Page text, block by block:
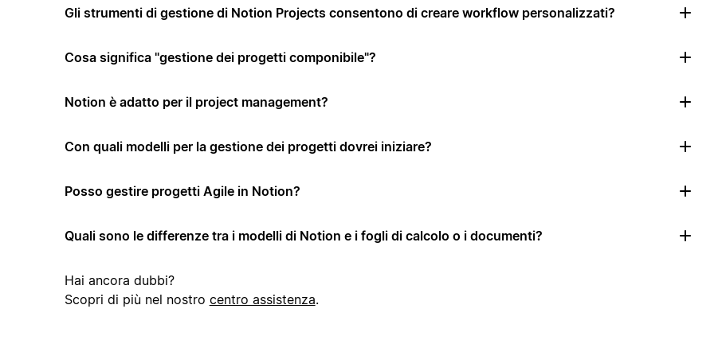
Gli strumenti di gestione di Notion Projects consentono di creare workflow personalizzati?
Cosa significa "gestione dei progetti componibile"?
Notion è adatto per il project management?
Con quali modelli per la gestione dei progetti dovrei iniziare?
Posso gestire progetti Agile in Notion?
Quali sono le differenze tra i modelli di Notion e i fogli di calcolo o i documenti?
Hai ancora dubbi?
Scopri di più nel nostro centro assistenza.